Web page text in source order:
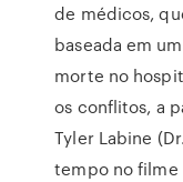
de médicos,
baseada em
morte no
os conflitos, a
Tyler Labine
tempo no filme